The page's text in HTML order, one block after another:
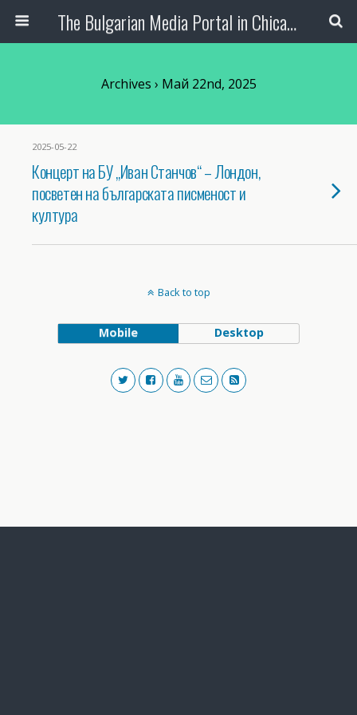
The Bulgarian Media Portal in Chicago
Archives › Май 22nd, 2025
2025-05-22
Концерт на БУ „Иван Станчов“ – Лондон,
посветен на българската писменост и
култура
Back to top
Mobile Desktop